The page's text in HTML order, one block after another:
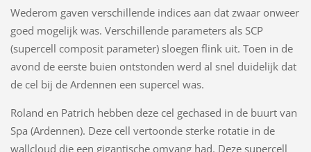
Wederom gaven verschillende indices aan dat zwaar onweer
goed mogelijk was. Verschillende parameters als SCP
(supercell composit parameter) sloegen flink uit. Toen in de
avond de eerste buien ontstonden werd al snel duidelijk dat
de cel bij de Ardennen een supercel was.
Roland en Patrich hebben deze cel gechased in de buurt van
Spa (Ardennen). Deze cell vertoonde sterke rotatie in de
wallcloud die een gigantische omvang had. Deze supercell